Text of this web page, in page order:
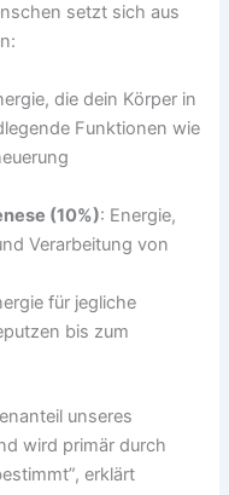
setzt sich aus
die dein Körper in
Funktionen wie
(10%): Energie,
Verarbeitung von
für jegliche
bis zum
unseres
wird primär durch
erklärt